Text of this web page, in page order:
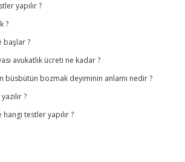
yapılır ?
?
başlar ?
avukatlık ücreti ne kadar ?
büsbütün bozmak deyiminin anlamı nedir ?
?
testler yapılır ?